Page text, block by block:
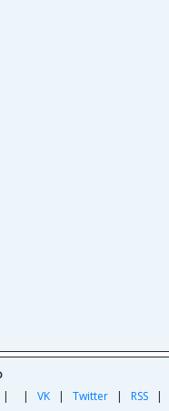
| | VK | Twitter | RSS |